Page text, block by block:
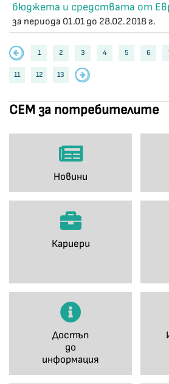
СЕМ за потребителите
Новини
Кариери
Достъп
до
информация
бюджета и средствата от
за периода 01.01 до 28.02.2018 г.
1 2 3 4 5 6
11 12 13